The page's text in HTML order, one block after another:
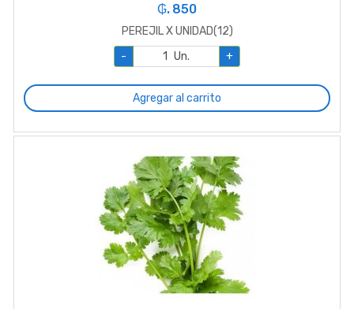
₲. 850
PEREJIL X UNIDAD(12)
-
Un. +
Agregar al carrito